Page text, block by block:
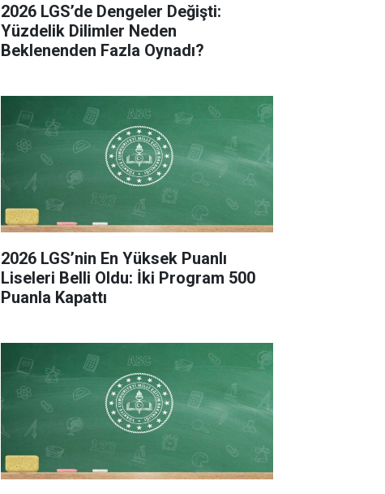
2026 LGS’de Dengeler Değişti:
Yüzdelik Dilimler Neden
Beklenenden Fazla Oynadı?
2026 LGS’nin En Yüksek Puanlı
Liseleri Belli Oldu: İki Program 500
Puanla Kapattı